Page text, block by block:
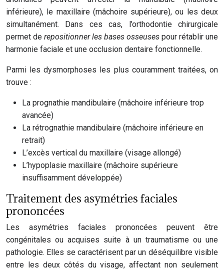
inférieure), le maxillaire (mâchoire supérieure), ou les deux
simultanément. Dans ces cas, l’orthodontie chirurgicale
permet de repositionner les bases osseuses pour rétablir une
harmonie faciale et une occlusion dentaire fonctionnelle.
Parmi les dysmorphoses les plus couramment traitées, on
trouve :
La prognathie mandibulaire (mâchoire inférieure trop
avancée)
La rétrognathie mandibulaire (mâchoire inférieure en
retrait)
L’excès vertical du maxillaire (visage allongé)
L’hypoplasie maxillaire (mâchoire supérieure
insuffisamment développée)
Traitement des asymétries faciales
prononcées
Les asymétries faciales prononcées peuvent être
congénitales ou acquises suite à un traumatisme ou une
pathologie. Elles se caractérisent par un déséquilibre visible
entre les deux côtés du visage, affectant non seulement